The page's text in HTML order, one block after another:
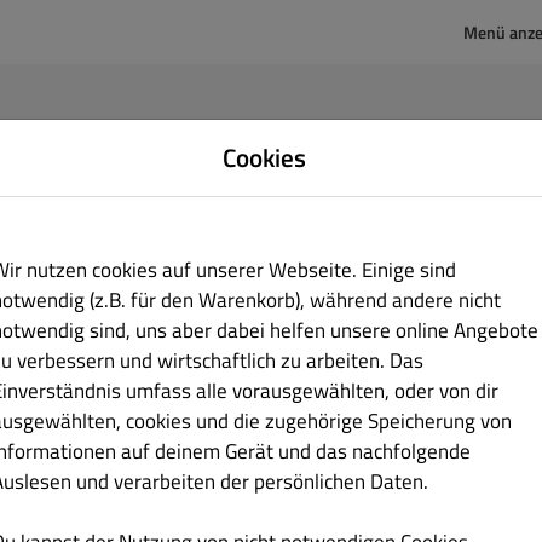
Menü
Passwort zurücksetzen
Passwort
Cookies
nutzen cookies auf unserer Webseite. Einige sind
(z.B. für den Warenkorb), während andere nicht
sind, uns aber dabei helfen unsere online Angebote
verbessern und wirtschaftlich zu arbeiten. Das
umfass alle vorausgewählten, oder von dir
cookies und die zugehörige Speicherung von
auf deinem Gerät und das nachfolgende
und verarbeiten der persönlichen Daten.